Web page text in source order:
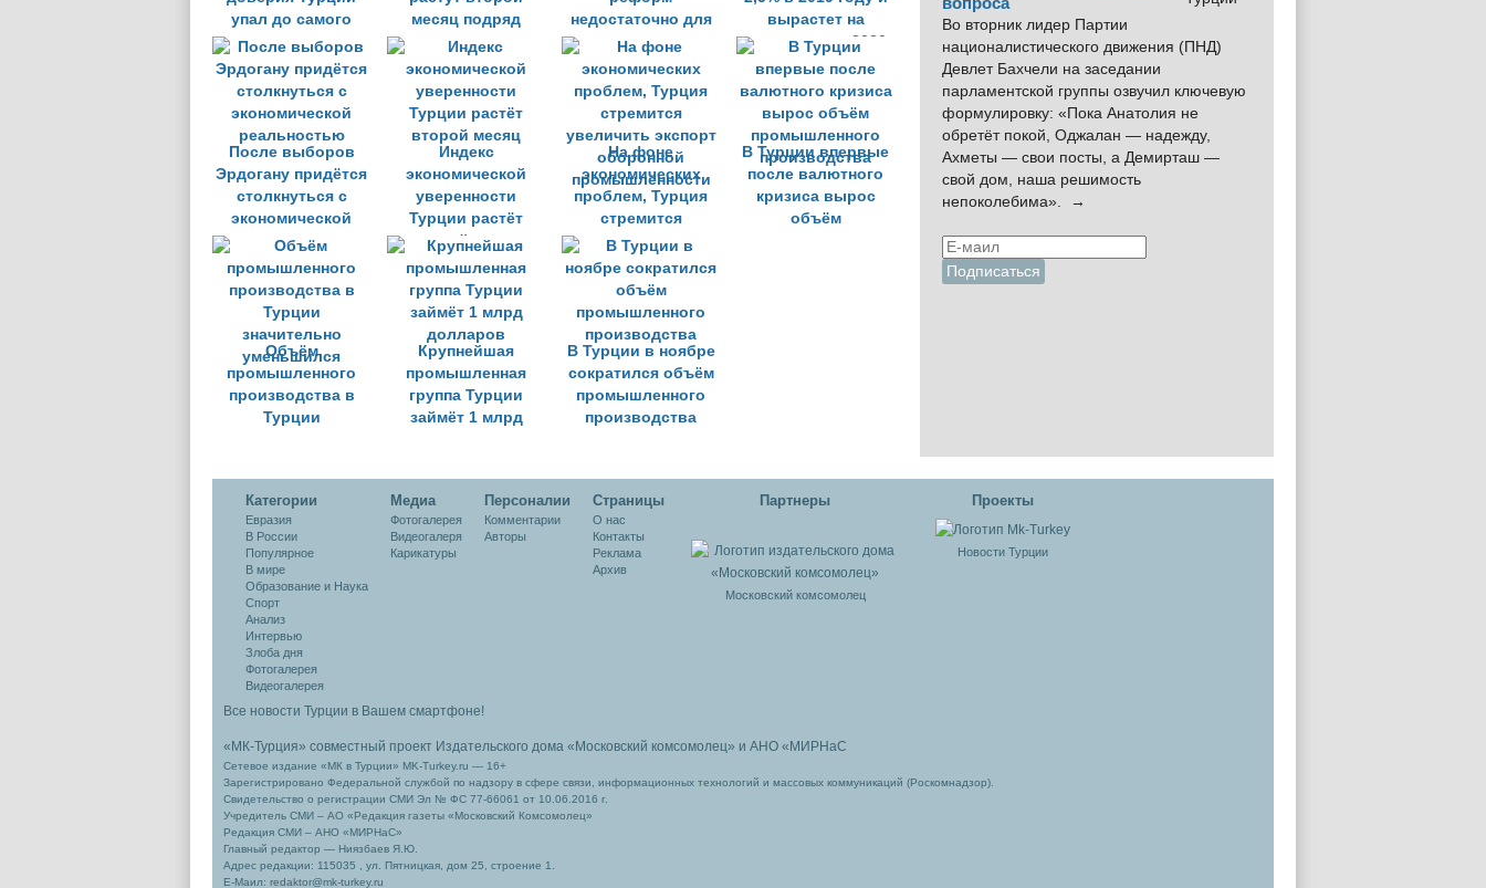
упал до самого
низкого уровня за
всю историю
наблюдений
месяц подряд
недостаточно для
восстановления
доверия к турецкой
лире
вырастет на
столько же в 2020
После выборов
Эрдогану придётся
столкнуться с
экономической
реальностью
Индекс
экономической
уверенности
Турции растёт
второй месяц
На фоне
экономических
проблем, Турция
стремится
увеличить экспорт
оборонной
промышленности
В Турции впервые
после валютного
кризиса вырос
объём
Объём
промышленного
производства в
Турции
Крупнейшая
промышленная
группа Турции
займёт 1 млрд
В Турции в ноябре
сократился объём
промышленного
производства
Во вторник лидер Партии
националистического движения (ПНД)
Девлет Бахчели на заседании
парламентской группы озвучил ключевую
формулировку: «Пока Анатолия не
обретёт покой, Оджалан — надежду,
Ахметы — свои посты, а Демирташ —
свой дом, наша решимость
непоколебима». →
Категории
Евразия
В России
Популярное
В мире
Образование и Наука
Спорт
Анализ
Интервью
Злоба дня
Фотогалерея
Видеогалерея
Медиа
Фотогалерея
Видеогалеря
Карикатуры
Персоналии
Комментарии
Авторы
Cтраницы
О нас
Контакты
Реклама
Архив
Партнеры
Московский комсомолец
Проекты
Новости Турции
Все новости Турции в Вашем смартфоне!
«МК-Турция» совместный проект Издательского дома «Московский комсомолец» и АНО «МИРНаС
Сетевое издание «МК в Турции» MK-Turkey.ru — 16+
Зарегистрировано Федеральной службой по надзору в сфере связи, информационных технологий и массовых коммуникаций (Роскомнадзор).
Свидетельство о регистрации СМИ Эл № ФС 77-66061 от 10.06.2016 г.
Учредитель СМИ – АО «Редакция газеты «Московский Комсомолец»
Редакция СМИ – АНО «МИРНаС»
Главный редактор — Ниязбаев Я.Ю.
Адрес редакции: 115035 , ул. Пятницкая, дом 25, строение 1.
Е-Маил: redaktor@mk-turkey.ru